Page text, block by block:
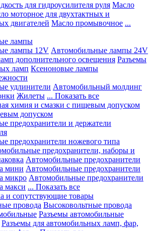
для гидроусилителя руля Масло
моторное для двухтактных и
двигателей Масло промывочное ...
лампы
лампы 12V Автомобильные лампы 24V
дополнительного освещения Разъемы
ламп Ксеноновые лампы
удлинители Автомобильный молдинг
Жилеты ... Показать все
химия и смазки с пищевым допуском
допуском
предохранители и держатели
предохранители ножевого типа
предохранители, наборы и
Автомобильные предохранители
мини Автомобильные предохранители
микро Автомобильные предохранители
макси ... Показать все
и сопутствующие товары
провода Высоковольтные провода
Разъемы автомобильные
Разъемы для автомобильных ламп, фар,